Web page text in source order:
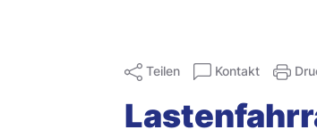
Teilen Kontakt